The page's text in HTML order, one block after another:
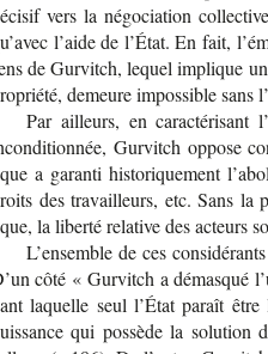
vers la négo­cia­tion
l’aide de l’État. En fait,
de Gur­vitch, lequel implique
demeure impos­sible sans
Par ailleurs, en carac­té­ri­sant
Gur­vitch oppose
a garanti his­to­ri­que­ment
des tra­vailleurs, etc. Sans la
la liberté rela­tive des acteurs
L’en­semble de ces
côté « Gur­vitch a démas­qué
laquelle seul l’État paraît
qui pos­sède la solu­tion